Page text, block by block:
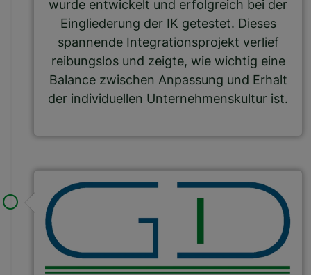
wurde entwickelt und erfolgreich bei der
Eingliederung der IK getestet. Dieses
spannende Integrationsprojekt verlief
reibungslos und zeigte, wie wichtig eine
Balance zwischen Anpassung und Erhalt
der individuellen Unternehmenskultur ist.